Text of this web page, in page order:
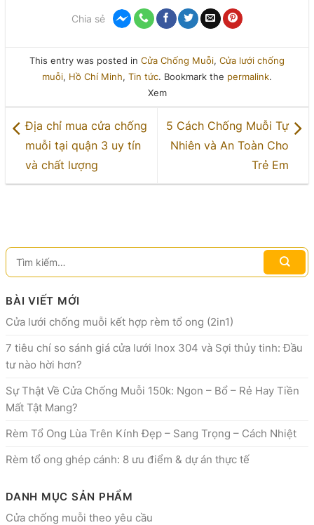
Chia sẻ
This entry was posted in Cửa Chống Muỗi, Cửa lưới chống
muỗi, Hồ Chí Minh, Tin tức. Bookmark the permalink.
Xem
Địa chỉ mua cửa chống
muỗi tại quận 3 uy tín
và chất lượng
5 Cách Chống Muỗi Tự
Nhiên và An Toàn Cho
Trẻ Em
BÀI VIẾT MỚI
Cửa lưới chống muỗi kết hợp rèm tổ ong (2in1)
7 tiêu chí so sánh giá cửa lưới Inox 304 và Sợi thủy tinh: Đầu
tư nào hời hơn?
Sự Thật Về Cửa Chống Muỗi 150k: Ngon – Bổ – Rẻ Hay Tiền
Mất Tật Mang?
Rèm Tổ Ong Lùa Trên Kính Đẹp – Sang Trọng – Cách Nhiệt
Rèm tổ ong ghép cánh: 8 ưu điểm & dự án thực tế
DANH MỤC SẢN PHẨM
Cửa chống muỗi theo yêu cầu